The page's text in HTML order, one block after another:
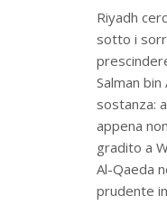
Riyadh
sotto i
Salman
sostanza:
appena
gradito a
Al-Qaeda
prudente